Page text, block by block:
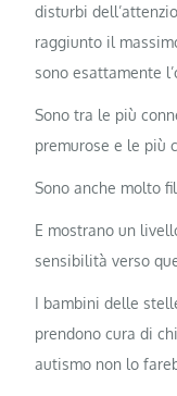
disturbi
raggiunto il
sono esattamente
Sono tra le più
premurose e le più
Sono anche molto
E mostrano un
sensibilità verso
I bambini delle
prendono cura di
autismo non lo